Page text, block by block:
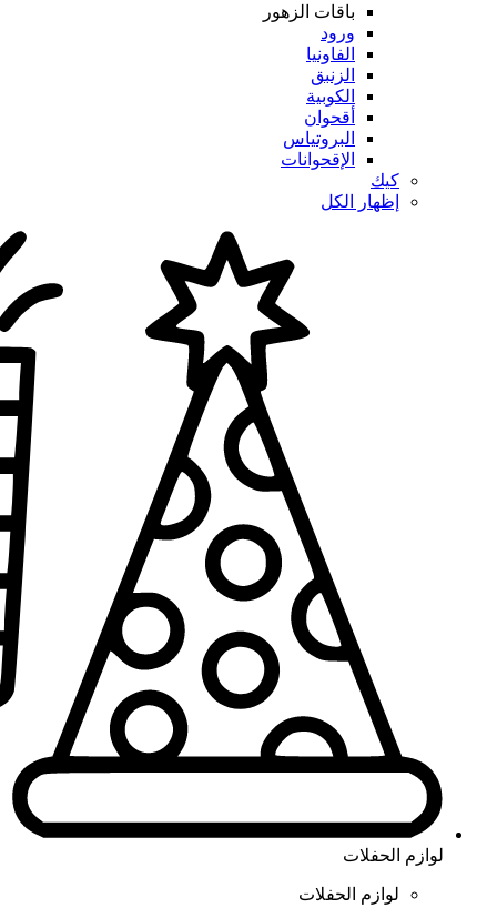
باقات الزهور
ورود
الفاونيا
الزنبق
الكوبية
أقحوان
البروتياس
الإقحوانات
كيك
إظهار الكل
لوازم الحفلات
لوازم الحفلات